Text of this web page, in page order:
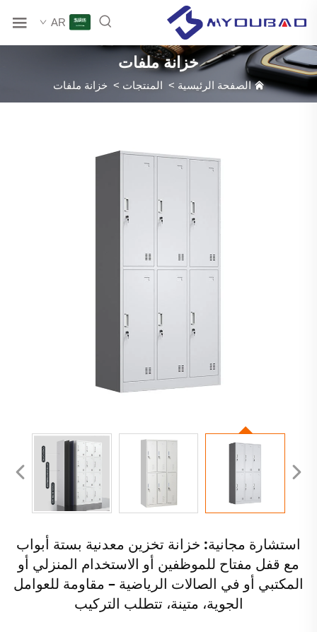
AR
خزانة ملفات
الصفحة الرئيسية > المنتجات > خزانة ملفات
استشارة مجانية: خزانة تخزين معدنية بستة أبواب
مع قفل مفتاح للموظفين أو الاستخدام المنزلي أو
المكتبي أو في الصالات الرياضية – مقاومة للعوامل
الجوية، متينة، تتطلب التركيب